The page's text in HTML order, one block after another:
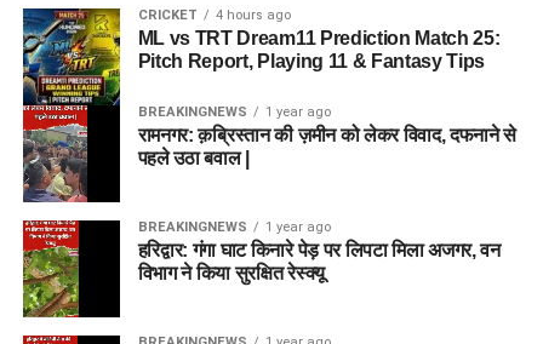
CRICKET 4 hours ago
ML vs TRT Dream11 Prediction Match 25:
Pitch Report, Playing 11 & Fantasy Tips
BREAKINGNEWS 1 year ago
रामनगर: क़ब्रिस्तान की ज़मीन को लेकर विवाद, दफनाने से
पहले उठा बवाल |
BREAKINGNEWS 1 year ago
हरिद्वार: गंगा घाट किनारे पेड़ पर लिपटा मिला अजगर, वन
विभाग ने किया सुरक्षित रेस्क्यू